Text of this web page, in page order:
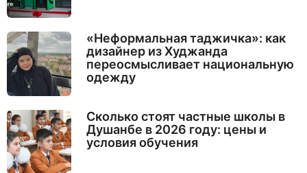
«Неформальная таджичка»: как
дизайнер из Худжанда
переосмысливает национальную
одежду
Сколько стоят частные школы в
Душанбе в 2026 году: цены и
условия обучения